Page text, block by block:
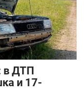
в ДТП
и 17-